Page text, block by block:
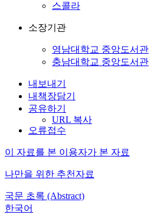
스콜라
소장기관
영남대학교 중앙도서관
충남대학교 중앙도서관
내보내기
내책장담기
공유하기
URL 복사
오류접수
이 자료를 본 이용자가 본 자료
나만을 위한 추천자료
국문 초록 (Abstract)
한국어